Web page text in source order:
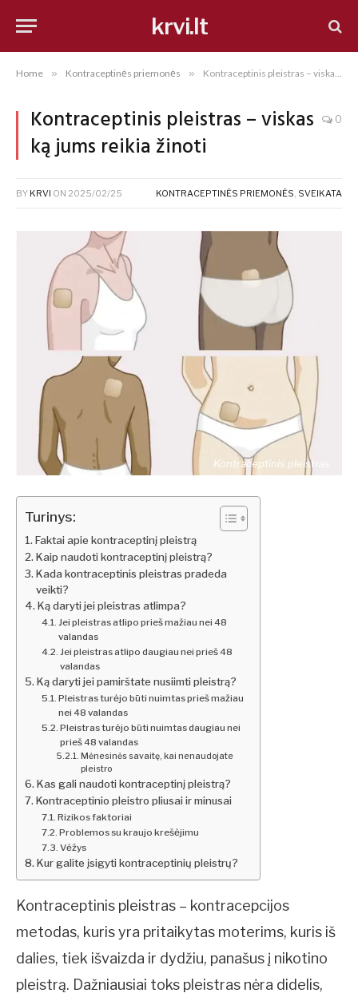
krvi.lt
Home » Kontraceptinės priemonės » Kontraceptinis pleistras – viskas ką jums reikia žinoti
Kontraceptinis pleistras – viskas
ką jums reikia žinoti
0
BY KRVI ON 2025/02/25 KONTRACEPTINĖS PRIEMONĖS, SVEIKATA
Kontraceptinis pleistras
Turinys:
Faktai apie kontraceptinį pleistrą
Kaip naudoti kontraceptinį pleistrą?
Kada kontraceptinis pleistras pradeda
veikti?
Ką daryti jei pleistras atlimpa?
Jei pleistras atlipo prieš mažiau nei 48
valandas
Jei pleistras atlipo daugiau nei prieš 48
valandas
Ką daryti jei pamirštate nusiimti pleistrą?
Pleistras turėjo būti nuimtas prieš mažiau
nei 48 valandas
Pleistras turėjo būti nuimtas daugiau nei
prieš 48 valandas
Mėnesinės savaitę, kai nenaudojate
pleistro
Kas gali naudoti kontraceptinį pleistrą?
Kontraceptinio pleistro pliusai ir minusai
Rizikos faktoriai
Problemos su kraujo krešėjimu
Vėžys
Kur galite įsigyti kontraceptinių pleistrų?
Kontraceptinis pleistras – kontracepcijos
metodas, kuris yra pritaikytas moterims, kuris iš
dalies, tiek išvaizda ir dydžiu, panašus į nikotino
pleistrą. Dažniausiai toks pleistras nėra didelis,